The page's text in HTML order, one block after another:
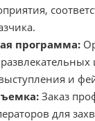
программа:
и
Заказ
для